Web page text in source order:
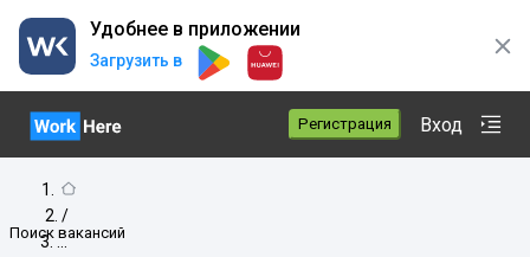
Удобнее в приложении
Загрузить в
Регистрация Вход
/
Поиск вакансий